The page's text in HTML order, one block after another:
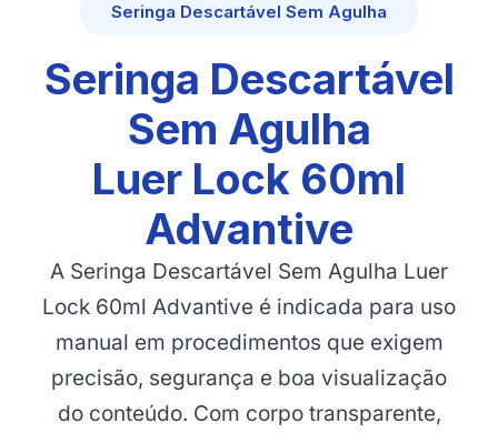
Seringa Descartável Sem Agulha
Seringa Descartável
Sem Agulha
Luer Lock 60ml
Advantive
A Seringa Descartável Sem Agulha Luer
Lock 60ml Advantive é indicada para uso
manual em procedimentos que exigem
precisão, segurança e boa visualização
do conteúdo. Com corpo transparente,